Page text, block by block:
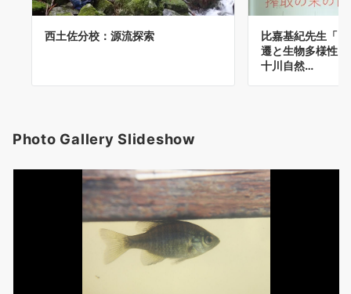
西土佐分校：源流探索
比嘉基紀先生「
遷と生物多様性
十川自然…
Photo Gallery Slideshow